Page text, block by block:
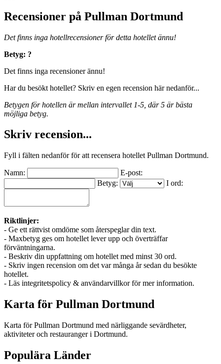
Recensioner på Pullman Dortmund
Det finns inga hotellrecensioner för detta hotellet ännu!
Betyg: ?
Det finns inga recensioner ännu!
Har du besökt hotellet? Skriv en egen recension här nedanför...
Betygen för hotellen är mellan intervallet 1-5, där 5 är bästa
möjliga betyg.
Skriv recension...
Fyll i fälten nedanför för att recensera hotellet Pullman Dortmund.
Namn:
E-post:
Betyg:
I ord:
Riktlinjer:
- Ge ett rättvist omdöme som återspeglar din text.
- Maxbetyg ges om hotellet lever upp och överträffar
förväntningarna.
- Beskriv din uppfattning om hotellet med minst 30 ord.
- Skriv ingen recension om det var många år sedan du besökte
hotellet.
- Läs integritetspolicy & användarvillkor för mer information.
Karta för Pullman Dortmund
Karta för Pullman Dortmund med närliggande sevärdheter,
aktiviteter och restauranger i Dortmund.
Populära Länder